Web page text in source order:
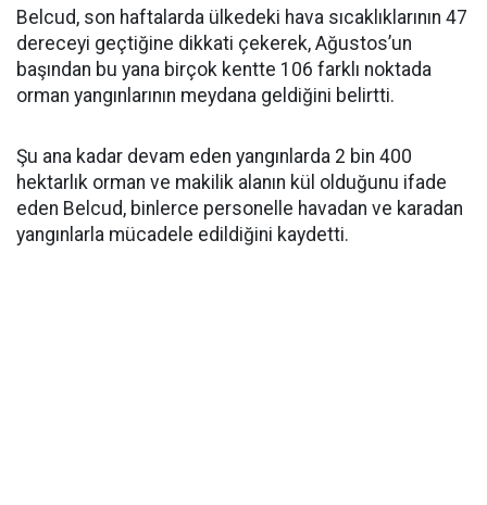
Belcud, son haftalarda ülkedeki hava sıcaklıklarının 47
dereceyi geçtiğine dikkati çekerek, Ağustos’un
başından bu yana birçok kentte 106 farklı noktada
orman yangınlarının meydana geldiğini belirtti.
Şu ana kadar devam eden yangınlarda 2 bin 400
hektarlık orman ve makilik alanın kül olduğunu ifade
eden Belcud, binlerce personelle havadan ve karadan
yangınlarla mücadele edildiğini kaydetti.